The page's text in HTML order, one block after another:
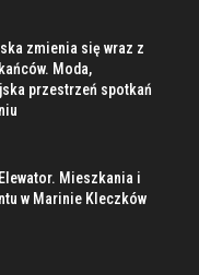
zmienia się wraz z
Moda,
przestrzeń spotkań
Mieszkania i
w Marinie Kleczków